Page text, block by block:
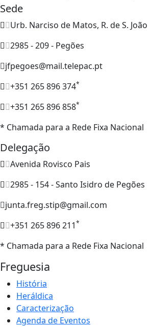
Sede
Urb. Narciso de Matos, R. de S. João
2985 - 209 - Pegões
jfpegoes@mail.telepac.pt
+351 265 896 374*
+351 265 896 858*
* Chamada para a Rede Fixa Nacional
Delegação
Avenida Rovisco Pais
2985 - 154 - Santo Isidro de Pegões
junta.freg.stip@gmail.com
+351 265 896 211*
* Chamada para a Rede Fixa Nacional
Freguesia
História
Heráldica
Caracterização
Agenda de Eventos